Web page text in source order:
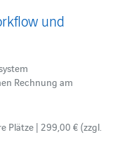
und
Rechnung am
Plätze | 299,00 € (zzgl.